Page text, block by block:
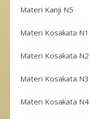
Materi Kanji N5
Materi Kosakata N1
Materi Kosakata N2
Materi Kosakata N3
Materi Kosakata N4